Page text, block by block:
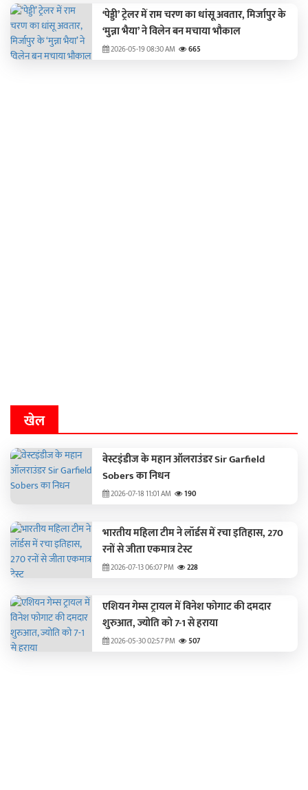
‘पेड्डी’ ट्रेलर में राम चरण का धांसू अवतार, मिर्जापुर के
‘मुन्ना भैया’ ने विलेन बन मचाया भौकाल
2026-05-19 08:30 AM 665
खेल
वेस्टइंडीज के महान ऑलराउंडर Sir Garfield
Sobers का निधन
2026-07-18 11:01 AM 190
भारतीय महिला टीम ने लॉर्डस में रचा इतिहास, 270
रनों से जीता एकमात्र टेस्ट
2026-07-13 06:07 PM 228
एशियन गेम्स ट्रायल में विनेश फोगाट की दमदार
शुरुआत, ज्योति को 7-1 से हराया
2026-05-30 02:57 PM 507